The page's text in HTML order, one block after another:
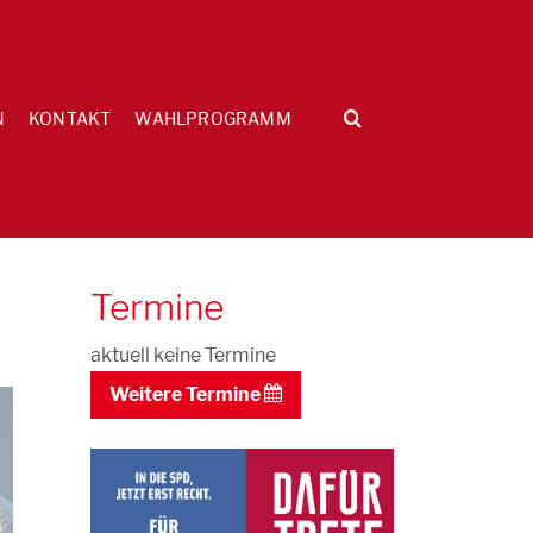
KONTAKT WAHLPROGRAMM
Termine
aktuell keine Termine
Weitere Termine